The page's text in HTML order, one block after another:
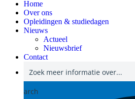
Home
Over ons
Opleidingen & studiedagen
Nieuws
Actueel
Nieuwsbrief
Contact
Search